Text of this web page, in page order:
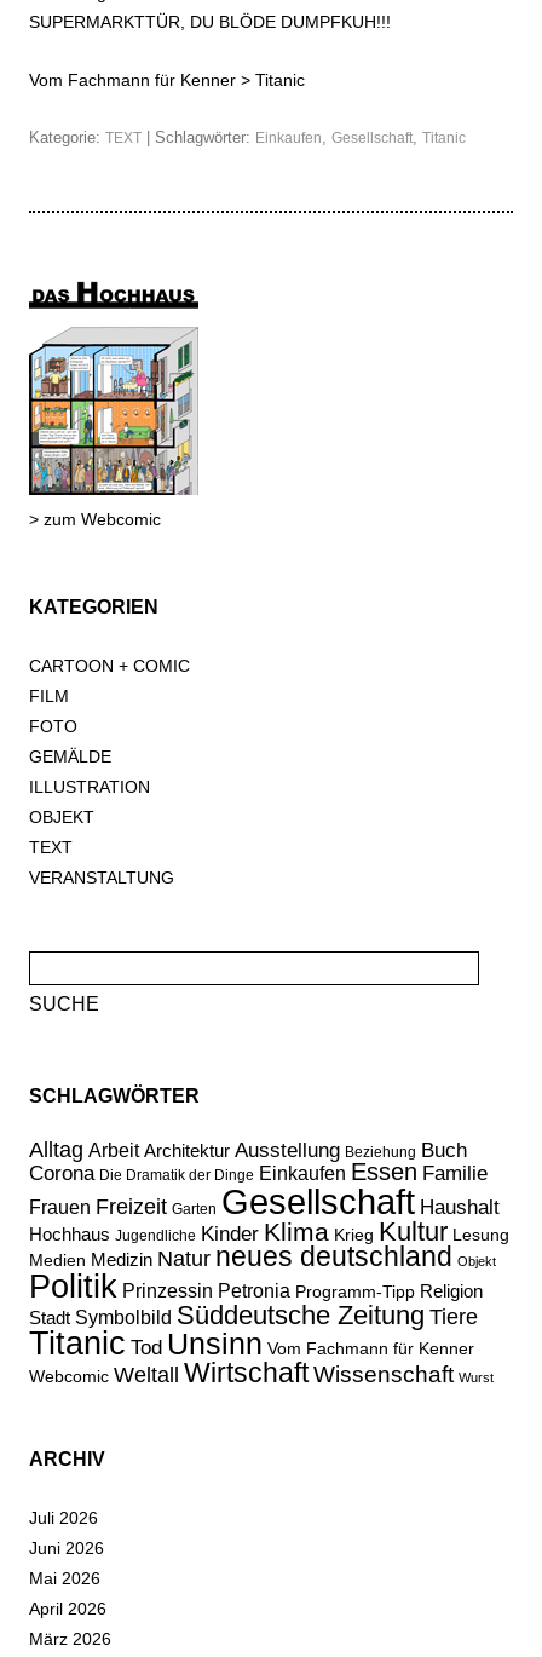
SUPERMARKTTÜR, DU BLÖDE DUMPFKUH!!!
Vom Fachmann für Kenner > Titanic
Kategorie: TEXT | Schlagwörter: Einkaufen Gesellschaft Titanic
> zum Webcomic
KATEGORIEN
CARTOON + COMIC
FILM
FOTO
GEMÄLDE
ILLUSTRATION
OBJEKT
TEXT
VERANSTALTUNG
nach:
SCHLAGWÖRTER
Alltag Arbeit Architektur Ausstellung Beziehung Buch
Corona Die Dramatik der Dinge Einkaufen Essen Familie
Frauen Freizeit Garten Gesellschaft Haushalt
Hochhaus Jugendliche Kinder Klima Krieg Kultur Lesung
Medien Medizin Natur neues deutschland Objekt
Politik Prinzessin Petronia Programm-Tipp Religion
Stadt Symbolbild Süddeutsche Zeitung Tiere
Titanic Tod Unsinn Vom Fachmann für Kenner
Webcomic Weltall WirtschaftWissenschaft Wurst
ARCHIV
Juli 2026
Juni 2026
Mai 2026
April 2026
März 2026